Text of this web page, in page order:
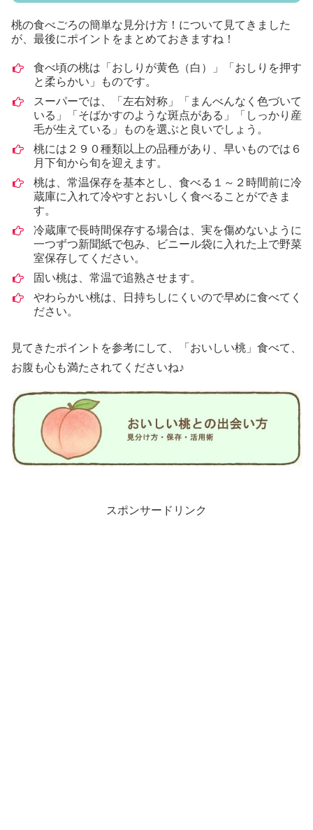
桃の食べごろの簡単な見分け方！について見てきました
が、最後にポイントをまとめておきますね！
食べ頃の桃は「おしりが黄色（白）」「おしりを押す
と柔らかい」ものです。
スーパーでは、「左右対称」「まんべんなく色づいて
いる」「そばかすのような斑点がある」「しっかり産
毛が生えている」ものを選ぶと良いでしょう。
桃には２９０種類以上の品種があり、早いものでは６
月下旬から旬を迎えます。
桃は、常温保存を基本とし、食べる１～２時間前に冷
蔵庫に入れて冷やすとおいしく食べることができま
す。
冷蔵庫で長時間保存する場合は、実を傷めないように
一つずつ新聞紙で包み、ビニール袋に入れた上で野菜
室保存してください。
固い桃は、常温で追熟させます。
やわらかい桃は、日持ちしにくいので早めに食べてく
ださい。
見てきたポイントを参考にして、「おいしい桃」食べて、
お腹も心も満たされてくださいね♪
スポンサードリンク